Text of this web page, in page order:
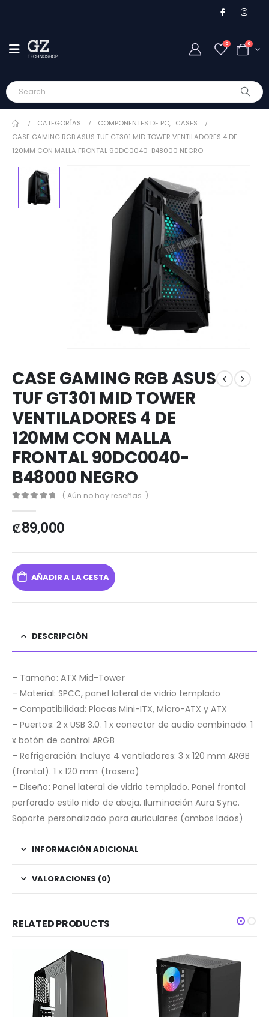
0 0
CATEGORÍAS COMPONENTES DE PC, CASES
CASE GAMING RGB ASUS TUF GT301 MID TOWER VENTILADORES 4 DE
120MM CON MALLA FRONTAL 90DC0040-B48000 NEGRO
CASE GAMING RGB ASUS
TUF GT301 MID TOWER
VENTILADORES 4 DE
120MM CON MALLA
FRONTAL 90DC0040-
B48000 NEGRO
( Aún no hay reseñas. )
₡89,000
AÑADIR A LA CESTA
DESCRIPCIÓN
– Tamaño: ATX Mid-Tower
– Material: SPCC, panel lateral de vidrio templado
– Compatibilidad: Placas Mini-ITX, Micro-ATX y ATX
– Puertos: 2 x USB 3.0. 1 x conector de audio combinado. 1
x botón de control ARGB
– Refrigeración: Incluye 4 ventiladores: 3 x 120 mm ARGB
(frontal). 1 x 120 mm (trasero)
– Diseño: Panel lateral de vidrio templado. Panel frontal
perforado estilo nido de abeja. Iluminación Aura Sync.
Soporte personalizado para auriculares (ambos lados)
INFORMACIÓN ADICIONAL
VALORACIONES (0)
RELATED PRODUCTS